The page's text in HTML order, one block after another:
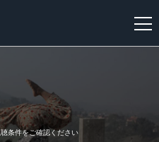
条件をご確認ください